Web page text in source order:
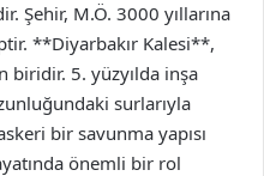
Şehir, M.Ö. 3000 yıllarına
**Diyarbakır Kalesi**,
biridir. 5. yüzyılda inşa
surlarıyla
bir savunma yapısı
önemli bir rol